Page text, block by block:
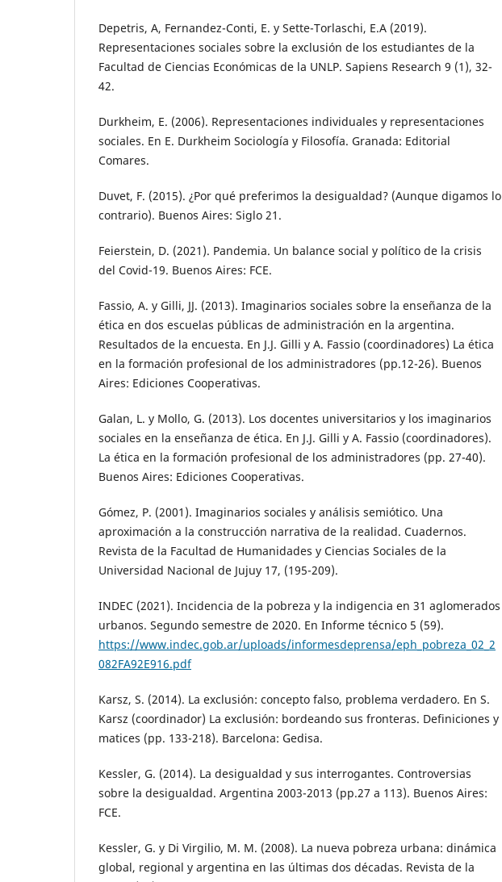
Depetris, A, Fernandez-Conti, E. y Sette-Torlaschi, E.A (2019).
Representaciones sociales sobre la exclusión de los estudiantes de la
Facultad de Ciencias Económicas de la UNLP. Sapiens Research 9 (1), 32-
42.
Durkheim, E. (2006). Representaciones individuales y representaciones
sociales. En E. Durkheim Sociología y Filosofía. Granada: Editorial
Comares.
Duvet, F. (2015). ¿Por qué preferimos la desigualdad? (Aunque digamos lo
contrario). Buenos Aires: Siglo 21.
Feierstein, D. (2021). Pandemia. Un balance social y político de la crisis
del Covid-19. Buenos Aires: FCE.
Fassio, A. y Gilli, JJ. (2013). Imaginarios sociales sobre la enseñanza de la
ética en dos escuelas públicas de administración en la argentina.
Resultados de la encuesta. En J.J. Gilli y A. Fassio (coordinadores) La ética
en la formación profesional de los administradores (pp.12-26). Buenos
Aires: Ediciones Cooperativas.
Galan, L. y Mollo, G. (2013). Los docentes universitarios y los imaginarios
sociales en la enseñanza de ética. En J.J. Gilli y A. Fassio (coordinadores).
La ética en la formación profesional de los administradores (pp. 27-40).
Buenos Aires: Ediciones Cooperativas.
Gómez, P. (2001). Imaginarios sociales y análisis semiótico. Una
aproximación a la construcción narrativa de la realidad. Cuadernos.
Revista de la Facultad de Humanidades y Ciencias Sociales de la
Universidad Nacional de Jujuy 17, (195-209).
INDEC (2021). Incidencia de la pobreza y la indigencia en 31 aglomerados
urbanos. Segundo semestre de 2020. En Informe técnico 5 (59).
https://www.indec.gob.ar/uploads/informesdeprensa/eph_pobreza_02_2
082FA92E916.pdf
Karsz, S. (2014). La exclusión: concepto falso, problema verdadero. En S.
Karsz (coordinador) La exclusión: bordeando sus fronteras. Definiciones y
matices (pp. 133-218). Barcelona: Gedisa.
Kessler, G. (2014). La desigualdad y sus interrogantes. Controversias
sobre la desigualdad. Argentina 2003-2013 (pp.27 a 113). Buenos Aires:
FCE.
Kessler, G. y Di Virgilio, M. M. (2008). La nueva pobreza urbana: dinámica
global, regional y argentina en las últimas dos décadas. Revista de la